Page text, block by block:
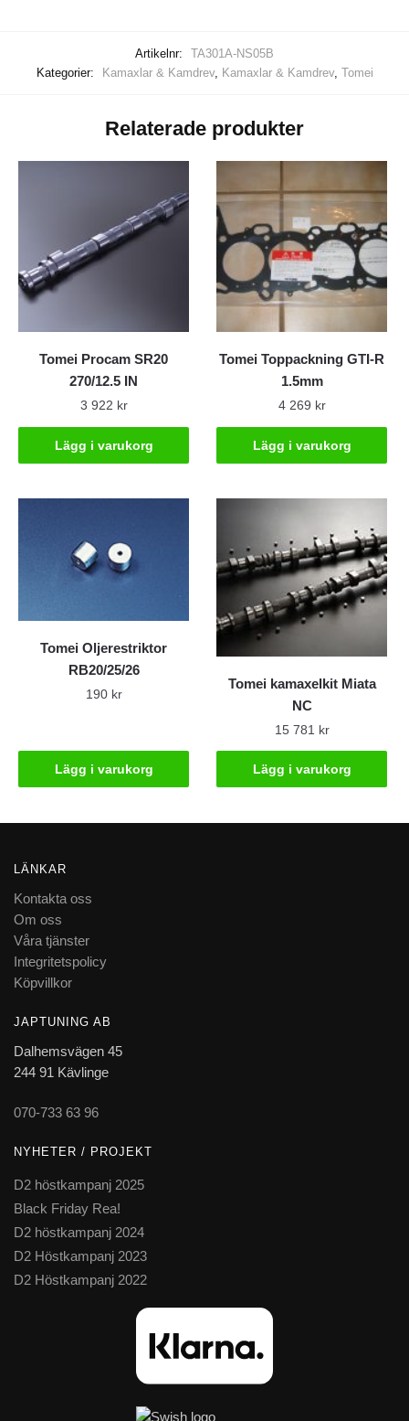
Artikelnr:
TA301A-NS05B
Kategorier:
Kamaxlar & Kamdrev, Kamaxlar & Kamdrev, Tomei
Relaterade produkter
Tomei Procam SR20
270/12.5 IN
3 922 kr
Lägg i varukorg
Tomei Toppackning GTI-R
1.5mm
4 269 kr
Lägg i varukorg
Tomei Oljerestriktor
RB20/25/26
190 kr
Lägg i varukorg
Tomei kamaxelkit Miata
NC
15 781 kr
Lägg i varukorg
LÄNKAR
Kontakta oss
Om oss
Våra tjänster
Integritetspolicy
Köpvillkor
JAPTUNING AB
Dalhemsvägen 45
244 91 Kävlinge
070-733 63 96
NYHETER / PROJEKT
D2 höstkampanj 2025
Black Friday Rea!
D2 höstkampanj 2024
D2 Höstkampanj 2023
D2 Höstkampanj 2022